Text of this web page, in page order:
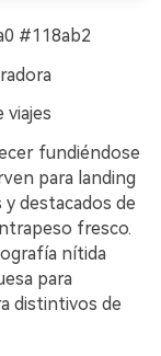
#118ab2
viajes
fundiéndose
para landing
destacados de
fresco.
nítida
para
distintivos de